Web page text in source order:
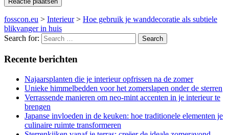
fosscon.eu > Interieur> Hoe gebruik je wanddecoratie als subtiele
blikvanger in huis
Search for:
Recente berichten
Najaarsplanten die je interieur opfrissen na de zomer
Unieke himmelbedden voor het zomerslapen onder de sterren
Verrassende manieren om neo-mint accenten in je interieur te
brengen
Japanse invloeden in de keuken: hoe traditionele elementen je
culinaire ruimte transformeren